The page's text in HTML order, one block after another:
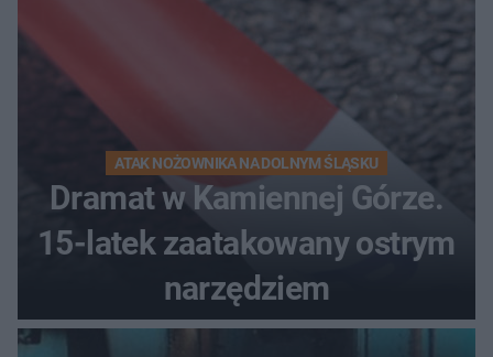
ATAK NOŻOWNIKA NA DOLNYM ŚLĄSKU
Dramat w Kamiennej Górze.
15-latek zaatakowany ostrym
narzędziem